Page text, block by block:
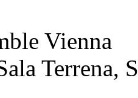
Vienna
Terrena,